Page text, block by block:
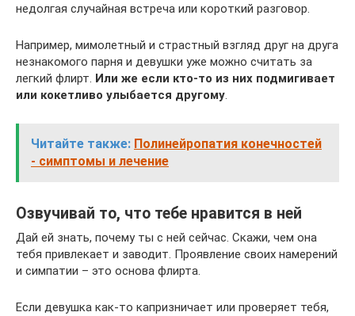
недолгая случайная встреча или короткий разговор.
Например, мимолетный и страстный взгляд друг на друга
незнакомого парня и девушки уже можно считать за
легкий флирт. Или же если кто-то из них подмигивает
или кокетливо улыбается другому.
Читайте также: Полинейропатия конечностей
- симптомы и лечение
Озвучивай то, что тебе нравится в ней
Дай ей знать, почему ты с ней сейчас. Скажи, чем она
тебя привлекает и заводит. Проявление своих намерений
и симпатии – это основа флирта.
Если девушка как-то капризничает или проверяет тебя,